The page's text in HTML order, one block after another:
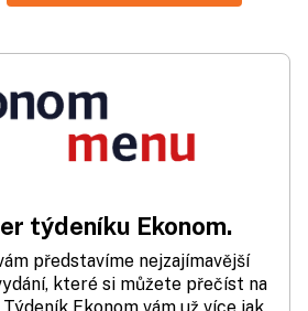
týdeníku Ekonom.
představíme nejzajímavější
které si můžete přečíst na